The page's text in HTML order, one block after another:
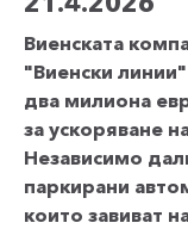
Виенската
"Виенски
два милиона
за ускоряване
Независимо
паркирани
които завиват